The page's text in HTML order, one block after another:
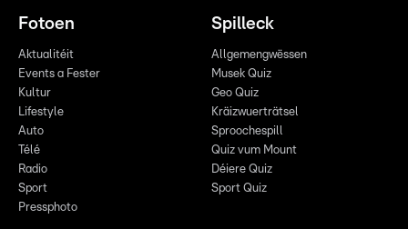
Fotoen
Aktualitéit
Events a Fester
Kultur
Lifestyle
Auto
Télé
Radio
Sport
Pressphoto
Spilleck
Allgemengwëssen
Musek Quiz
Geo Quiz
Kräizwuerträtsel
Sproochespill
Quiz vum Mount
Déiere Quiz
Sport Quiz